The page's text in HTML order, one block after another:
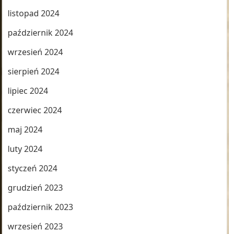
listopad 2024
październik 2024
wrzesień 2024
sierpień 2024
lipiec 2024
czerwiec 2024
maj 2024
luty 2024
styczeń 2024
grudzień 2023
październik 2023
wrzesień 2023